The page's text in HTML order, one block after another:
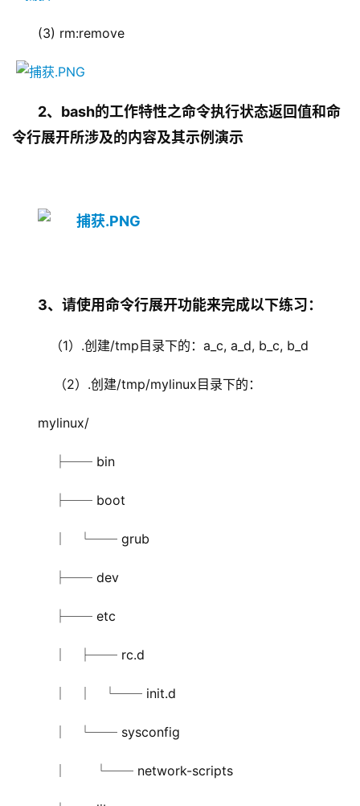
(3) rm:remove
2、bash的工作特性之命令执行状态返回值和命
令行展开所涉及的内容及其示例演示
3、请使用命令行展开功能来完成以下练习：
（1）.创建/tmp目录下的：a_c, a_d, b_c, b_d
（2）.创建/tmp/mylinux目录下的：
mylinux/
├── bin
├── boot
│   └── grub
├── dev
├── etc
│   ├── rc.d
│   │   └── init.d
│   └── sysconfig
│       └── network-scripts